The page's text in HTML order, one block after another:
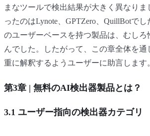
まなツールで検出結果が大きく異なり
ったのはLynote、GPTZero、QuillBotでし
のユーザーベースを持つ製品は、むしろ
んでした。したがって、この章全体を
重に解釈するようユーザーに助言します
第3章 | 無料のAI検出器製品とは？
3.1 ユーザー指向の検出器カテゴリ